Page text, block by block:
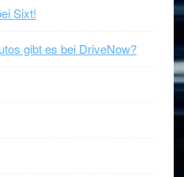
Sixt!
gibt es bei DriveNow?